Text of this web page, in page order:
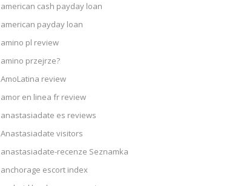
american cash payday loan
american payday loan
amino pl review
amino przejrze?
AmoLatina review
amor en linea fr review
anastasiadate es reviews
Anastasiadate visitors
anastasiadate-recenze Seznamka
anchorage escort index